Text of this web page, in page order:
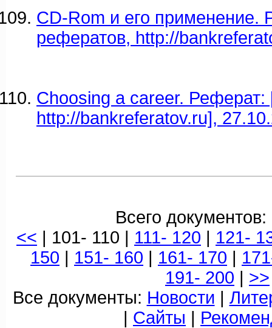
CD-Rom и его применение.
рефератов, http://
Choosing a career.
http://bankreferatov.ru],
Всего
<< | 101- 110 | 111- 120 | 121-
150 | 151- 160 | 161- 170 |
191- 200 | >>
Все документы: Новости |
| Сайты |